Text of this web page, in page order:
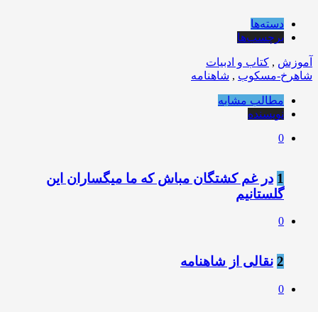
دسته‌ها
برچسب‌ها
آموزش , کتاب و ادبیات
شاهرخ-مسکوب , شاهنامه
مطالب مشابه
نویسنده
0
1 در غم کشتگان مباش که ما میگساران این
گلستانیم
0
2 نقالی از شاهنامه
0